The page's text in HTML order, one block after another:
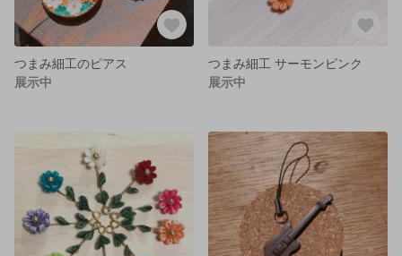
つまみ細工のピアス
展示中
つまみ細工 サーモンピンク
展示中